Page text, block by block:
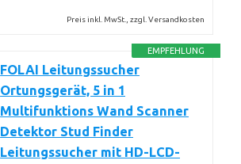
Preis inkl. MwSt., zzgl. Versandkosten
EMPFEHLUNG
FOLAI Leitungssucher
Ortungsgerät, 5 in 1
Multifunktions Wand Scanner
Detektor Stud Finder
Leitungssucher mit HD-LCD-